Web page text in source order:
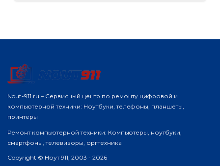
Nout-911.ru – Сервисный центр по ремонту цифровой и
компьютерной техники: Ноутбуки, телефоны, планшеты,
принтеры
Ремонт компьютерной техники: Компьютеры, ноутбуки,
смартфоны, телевизоры, оргтехника
Copyright © Ноут 911, 2003 - 2026